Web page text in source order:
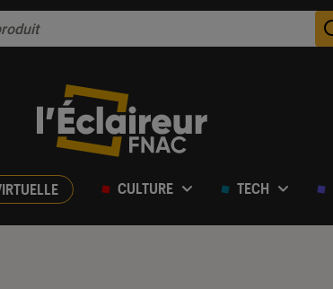
CULTURE TECH